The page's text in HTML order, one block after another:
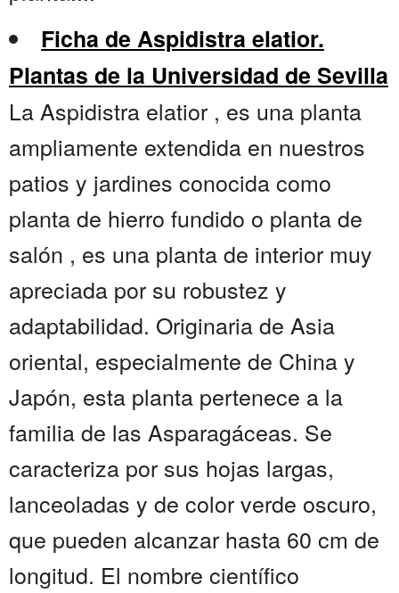
Ficha de Aspidistra elatior.
Plantas de la Universidad de Sevilla
La Aspidistra elatior , es una planta
ampliamente extendida en nuestros
patios y jardines conocida como
planta de hierro fundido o planta de
salón , es una planta de interior muy
apreciada por su robustez y
adaptabilidad. Originaria de Asia
oriental, especialmente de China y
Japón, esta planta pertenece a la
familia de las Asparagáceas. Se
caracteriza por sus hojas largas,
lanceoladas y de color verde oscuro,
que pueden alcanzar hasta 60 cm de
longitud. El nombre científico